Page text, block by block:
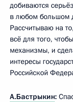
добиваются
в любом большом
Рассчитываю на
всё для того,
механизмы, и
интересы
Российской
А.Бастрыкин: